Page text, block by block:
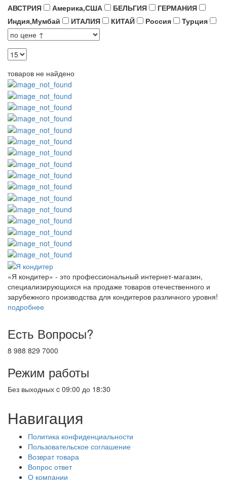
АВСТРИЯ Америка,США БЕЛЬГИЯ
ГЕРМАНИЯ
Индия,Мумбай
ИТАЛИЯ КИТАЙ Россия Турция
товаров не найдено
«Я кондитер» - это профессиональный интернет-магазин,
специализирующихся на продаже товаров отечественного и
зарубежного производства для кондитеров различного уровня!
подробнее
Есть Вопросы?
8 988 829 7000
Режим работы
Без выходных c 09:00 до 18:30
Навигация
Политика конфиденциальности
Пользовательское соглашение
Возврат товара
Вопрос ответ
О компании